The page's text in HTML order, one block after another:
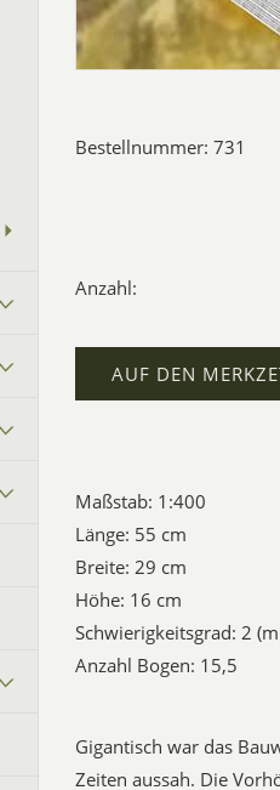
Bestellnummer: 731
Anzahl:
AUF DEN
Maßstab: 1:400
Länge: 55 cm
Breite: 29 cm
Höhe: 16 cm
Schwierigkeitsgrad: 2
Anzahl Bogen: 15,5
Gigantisch war das
Zeiten aussah. Die